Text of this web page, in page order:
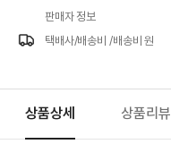
판매자 정보
택배사/배송비 /배송비 원
상품상세 상품리뷰